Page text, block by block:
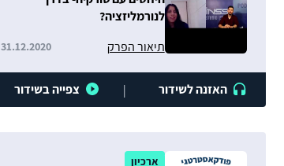
לנורמליזציה?
תיאור הפרק
31.12.2020
האזנה לשידור | צפייה בשידור
ארכיון